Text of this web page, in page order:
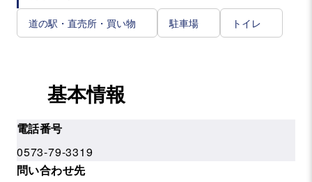
道の駅・直売所・買い物 駐車場 トイレ
基本情報
電話番号
0573-79-3319
問い合わせ先